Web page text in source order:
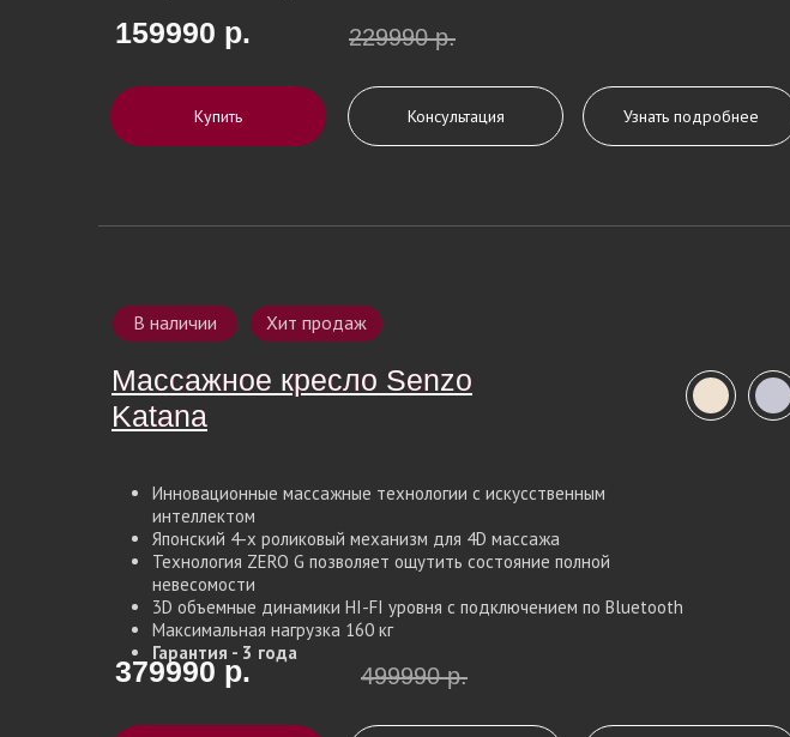
Купить
159990 р.
Консультация Узнать подробнее
229990 р.
Массажное кресло Senzo
Katana
Массажное кресло Senzo
Katana
379990 р. 499990 р.
В наличии Хит продаж
Инновационные массажные технологии с искусственным
интеллектом
Японский 4-х роликовый механизм для 4D массажа
Технология ZERO G позволяет ощутить состояние полной
невесомости
3D объемные динамики HI-FI уровня с подключением по Bluetooth
Максимальная нагрузка 160 кг
Гарантия - 3 года